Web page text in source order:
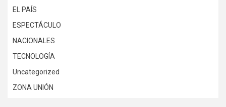
EL PAÍS
ESPECTÁCULO
NACIONALES
TECNOLOGÍA
Uncategorized
ZONA UNIÓN